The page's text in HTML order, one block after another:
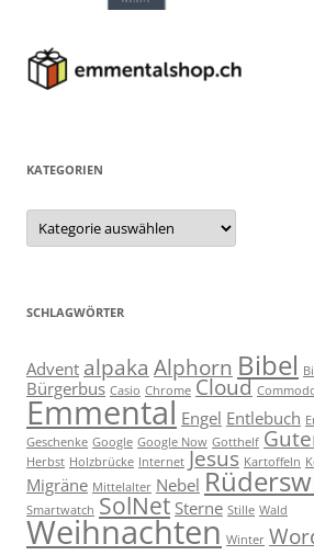
KATEGORIEN
Kategorien
SCHLAGWÖRTER
Advent alpaka Alphorn Bibel
Bürgerbus Casio Chrome Cloud
Emmental Engel Entlebuch
Geschenke Google Google Now Gotthelf
Herbst Holzbrücke Internet Jesus Kartoffeln
Migräne Mittelalter Nebel
Smartwatch SolNet Sterne Stille Wald
Weihnachten Winter